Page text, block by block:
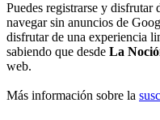
Puedes registrarse y disfrutar
navegar sin anuncios de
disfrutar de una experiencia
sabiendo que desde La
web.
Más información sobre la